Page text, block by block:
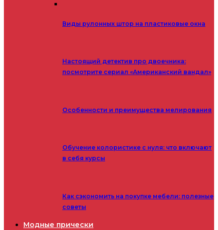
Виды рулонных штор на пластиковые окна
Настоящий детектив про двоечника:
посмотрите сериал «Американский вандал»
Особенности и преимущества мелирования
Обучение колористике с нуля: что включают
в себя курсы
Как сэкономить на покупке мебели: полезные
советы
Модные прически